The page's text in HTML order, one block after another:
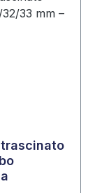
trascinato